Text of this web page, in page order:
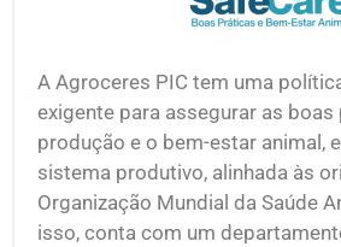
A Agroceres PIC tem uma
exigente para assegurar as
produção e o bem-estar animal,
sistema produtivo, alinhada às
Organização Mundial da Saúde
isso, conta com um